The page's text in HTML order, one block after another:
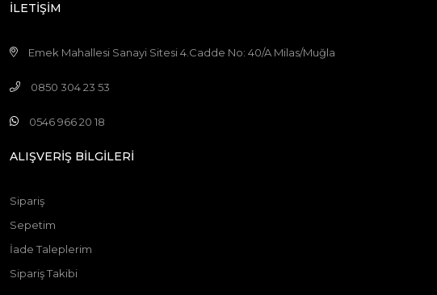
İLETİŞİM
Emek Mahallesi Sanayi Sitesi 4.Cadde No: 40/A Milas/Muğla
0850 304 23 53
0546 966 20 18
ALIŞVERİŞ BİLGİLERİ
Sipariş
Sepetim
İade Taleplerim
Sipariş Takibi